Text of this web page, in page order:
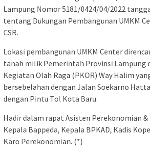
Lampung Nomor 5181/0424/04/2022
tentang Dukungan Pembangunan UMKM
CSR.
Lokasi pembangunan UMKM Center
tanah milik Pemerintah Provinsi Lampung
Kegiatan Olah Raga (PKOR) Way Halim
bersebelahan dengan Jalan Soekarno
dengan Pintu Tol Kota Baru.
Hadir dalam rapat Asisten Perekonomian
Kepala Bappeda, Kepala BPKAD, Kadis
Karo Perekonomian. (*)